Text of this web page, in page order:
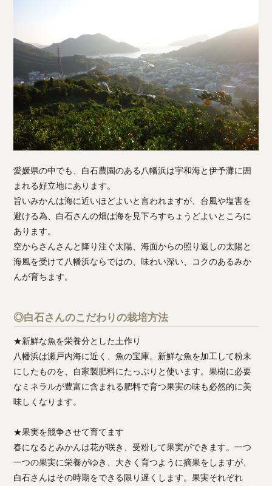
愛媛県の中でも、白石農園のある八幡浜は宇和海と伊予灘に囲
まれる好立地にあります。
旨いみかんは海に近いほどよいと言われますが、台風や塩害を
避ける為、白石さんの畑は海を見下ろすちょうどよいところに
あります。
空からさんさんと降り注ぐ太陽、海面からの照り返しの太陽と
海風を受けて八幡浜ならではの、味わい深い、コクのあるみか
んが育ちます。
◎白石さんのこだわりの栽培方法
★新鮮な魚を栄養分とした土作り
八幡浜は瀬戸内海に近く、魚の宝庫。新鮮な魚を加工して粉末
にしたものを、自家製肥料にたっぷりと使います。果樹に必要
なミネラルが豊富に含まれる肥料で育つ果実の味も必然的に美
味しくなります。
★果実を競争させて育てます
春になるとみかんは花が咲き、受粉して果実ができます。一つ
一つの果実に栄養がゆき、大きく育つように摘果をしますが、
白石さんはその時期をできる限り遅くします。果実それぞれ